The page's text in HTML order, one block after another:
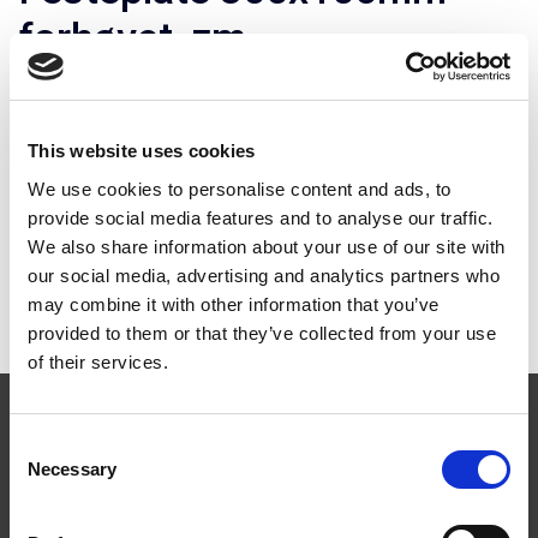
This website uses cookies
We use cookies to personalise content and ads, to
provide social media features and to analyse our traffic.
We also share information about your use of our site with
our social media, advertising and analytics partners who
may combine it with other information that you’ve
provided to them or that they’ve collected from your use
of their services.
Selection
Necessary
forhøyet, zm
Teknisk spesifikasjon
Document